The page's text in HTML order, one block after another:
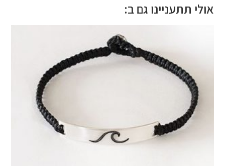
אולי תתעניינו גם ב: